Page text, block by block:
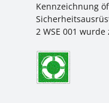
Kennzeichnung
2 WSE 001